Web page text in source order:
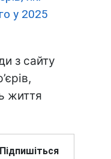
у 2025
з сайту
життя